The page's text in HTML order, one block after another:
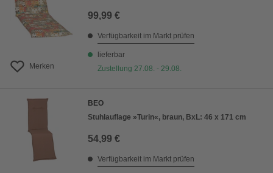
Merken
99,99 €
Verfügbarkeit im Markt prüfen
lieferbar
Zustellung 27.08. - 29.08.
BEO
Stuhlauflage »Turin«, braun, BxL: 46 x 171 cm
54,99 €
Verfügbarkeit im Markt prüfen